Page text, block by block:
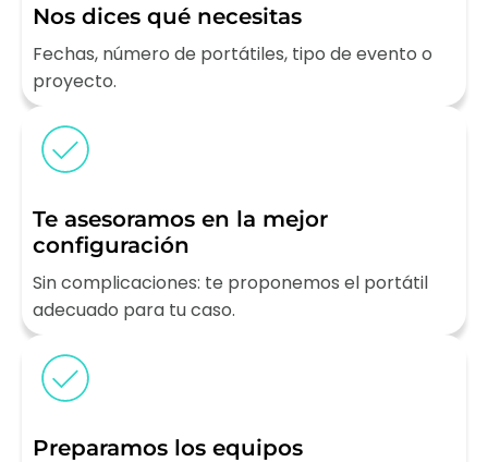
Nos dices qué necesitas
Fechas, número de portátiles, tipo de evento o
proyecto.
Te asesoramos en la mejor
configuración
Sin complicaciones: te proponemos el portátil
adecuado para tu caso.
Preparamos los equipos